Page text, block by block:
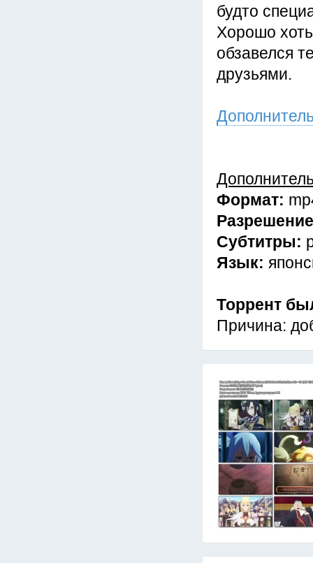
будто
Хорошо
обзавелся
друзьями.
Формат:
Субтитры:
Язык:
Торрент
Причина: